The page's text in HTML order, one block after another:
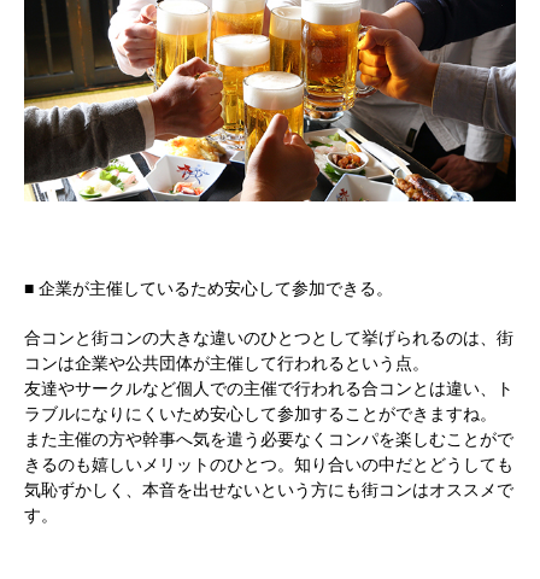
■ 企業が主催しているため安心して参加できる。
合コンと街コンの大きな違いのひとつとして挙げられるのは、街
コンは企業や公共団体が主催して行われるという点。
友達やサークルなど個人での主催で行われる合コンとは違い、ト
ラブルになりにくいため安心して参加することができますね。
また主催の方や幹事へ気を遣う必要なくコンパを楽しむことがで
きるのも嬉しいメリットのひとつ。知り合いの中だとどうしても
気恥ずかしく、本音を出せないという方にも街コンはオススメで
す。